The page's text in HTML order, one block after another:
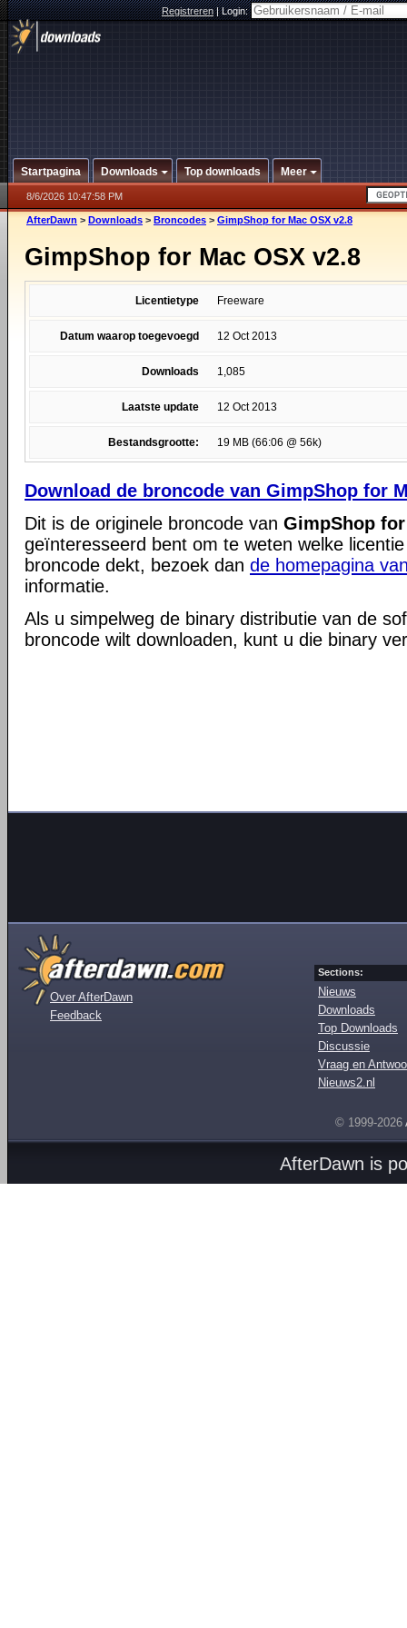
Registreren|Login:
Startpagina Downloads Top downloads Meer
8/6/2026 10:47:58 PM
AfterDawn > Downloads > Broncodes > GimpShop for Mac OSX v2.8
GimpShop for Mac OSX v2.8
Licentietype Freeware
Datum waarop toegevoegd 12 Oct 2013
Downloads 1,085
Laatste update 12 Oct 2013
Bestandsgrootte: 19 MB (66:06 @ 56k)
Download de broncode van GimpShop for
Dit is de originele broncode van GimpShop
geïnteresseerd bent om te weten welke
broncode dekt, bezoek dan de homepagina
informatie.
Als u simpelweg de binary distributie van de
broncode wilt downloaden, kunt u die binary
Over AfterDawn
Feedback
Sections:
Nieuws
Downloads
Top Downloads
Discussie
Vraag en
Nieuws2.nl
© 1999-2026
AfterDawn is